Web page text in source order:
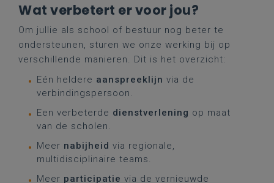
Wat verbetert er voor jou?
Om jullie als school of bestuur nog beter te
ondersteunen, sturen we onze werking bij op
verschillende manieren. Dit is het overzicht:
Eén heldere aanspreeklijn via de
verbindingspersoon.
Een verbeterde dienstverlening op maat
van de scholen.
Meer nabijheid via regionale,
multidisciplinaire teams.
Meer participatie via de vernieuwde